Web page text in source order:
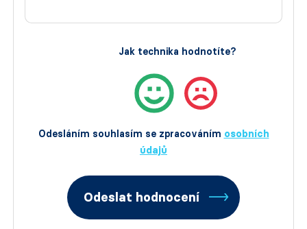
Odesláním souhlasím se zpracováním osobních
údajů
Jak technika hodnotíte?
Odeslat hodnocení